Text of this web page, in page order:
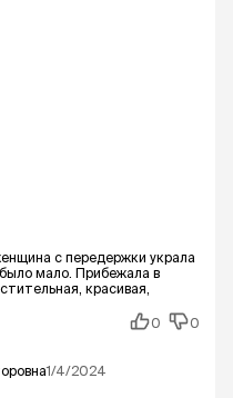
с передержки украла
мало. Прибежала в
красивая,
0 0
1/4/2024